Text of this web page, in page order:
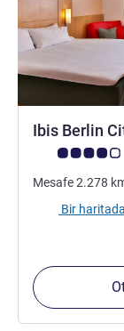
Ibis Berlin
Avis müşterileri
Mesafe2.278
Bir